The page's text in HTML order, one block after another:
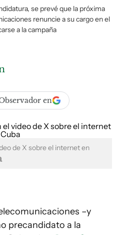
se prevé que la próxima
renuncie a su cargo en el
a la campaña
en
de X sobre el internet en
–y
precandidato a la